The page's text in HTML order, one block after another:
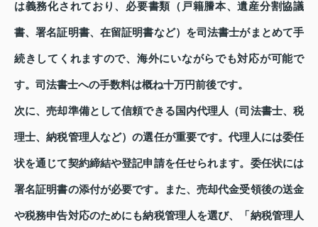
は義務化されており、必要書類（戸籍謄本、遺産分割協議
書、署名証明書、在留証明書など）を司法書士がまとめて手
続きしてくれますので、海外にいながらでも対応が可能で
す。司法書士への手数料は概ね十万円前後です。
次に、売却準備として信頼できる国内代理人（司法書士、税
理士、納税管理人など）の選任が重要です。代理人には委任
状を通じて契約締結や登記申請を任せられます。委任状には
署名証明書の添付が必要です。また、売却代金受領後の送金
や税務申告対応のためにも納税管理人を選び、「納税管理人